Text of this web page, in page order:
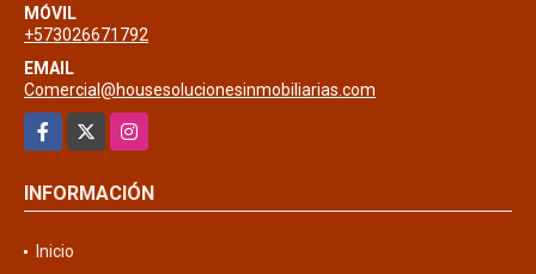
MÓVIL
+573026671792
EMAIL
Comercial@housesolucionesinmobiliarias.com
Facebook
Instagram
INFORMACIÓN
Inicio